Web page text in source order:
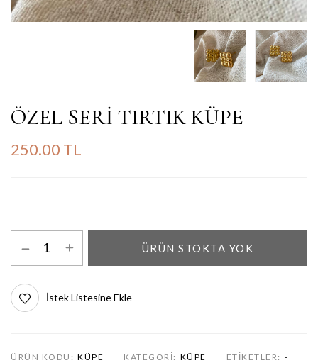
ÖZEL SERİ TIRTIK KÜPE
250.00 TL
ÜRÜN STOKTA YOK
İstek Listesine Ekle
ÜRÜN KODU: KÜPE KATEGORI: KÜPE ETIKETLER: -